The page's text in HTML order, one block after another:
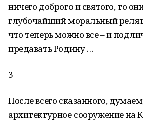
ничего доброго и святого, то
глубочайший моральный
что теперь можно все – и
предавать Родину …
3
После всего сказанного,
архитектурное сооружение на